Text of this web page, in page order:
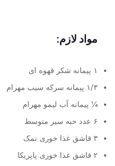
مواد لازم:
۱ پیمانه شکر قهوه ای
۱/۳ پیمانه سرکه سیب مهرام
¼ پیمانه آب لیمو مهرام
۶ عدد حبه سیر متوسط
۳ قاشق غذا خوری نمک
۲ قاشق غذا خوری پاپریکا